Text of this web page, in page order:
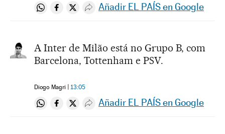
Compartir en Whatsapp
Compartir en Facebook
Compartir en Twitter
Desplegar Redes Sociales
Añadir EL PAÍS en Google
A Inter de Milão está no Grupo B, com
Barcelona, Tottenham e PSV.
Diogo Magri 13:05
Compartir en Whatsapp
Compartir en Facebook
Compartir en Twitter
Desplegar Redes Sociales
Añadir EL PAÍS en Google